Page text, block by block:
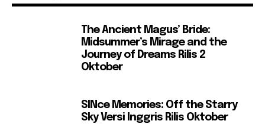
The Ancient Magus’ Bride:
Midsummer’s Mirage and the
Journey of Dreams Rilis 2
Oktober
SINce Memories: Off the Starry
Sky Versi Inggris Rilis Oktober